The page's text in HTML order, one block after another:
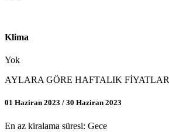
Klima
Yok
AYLARA GÖRE HAFTALIK FİYATLAR
01 Haziran 2023 / 30 Haziran 2023
En az kiralama süresi: Gece